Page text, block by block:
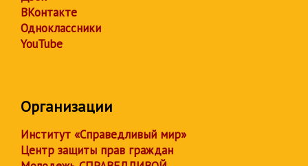
ВКонтакте
Одноклассники
YouTube
Организации
Институт «Справедливый мир»
Центр защиты прав граждан